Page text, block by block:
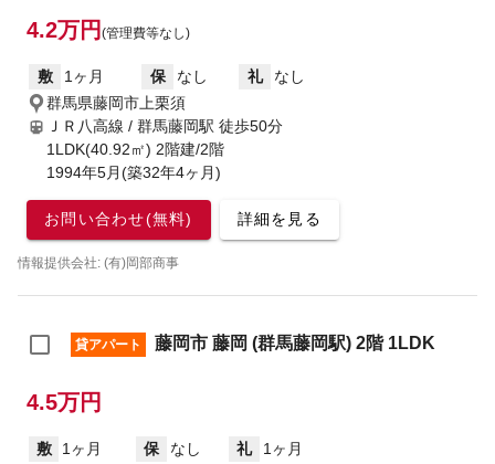
4.2万円 (管理費等なし)
敷 1ヶ月 保 なし 礼
なし
群馬県藤岡市上栗須
ＪＲ八高線 / 群馬藤岡駅 徒歩50分
1LDK(40.92㎡) 2階建/2階
1994年5月(築32年4ヶ月)
お問い合わせ(無料) 詳細を見る
情報提供会社: (有)岡部商事
貸アパート 藤岡市 藤岡 (群馬藤岡駅) 2階 1LDK
4.5万円
敷 1ヶ月 保 なし 礼
1ヶ月